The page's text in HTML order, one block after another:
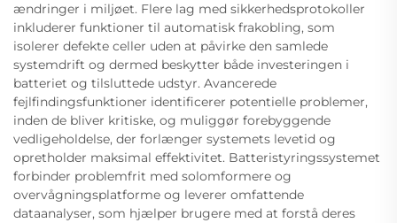
ændringer i miljøet. Flere lag med sikkerhedsprotokoller
inkluderer funktioner til automatisk frakobling, som
isolerer defekte celler uden at påvirke den samlede
systemdrift og dermed beskytter både investeringen i
batteriet og tilsluttede udstyr. Avancerede
fejlfindingsfunktioner identificerer potentielle problemer,
inden de bliver kritiske, og muliggør forebyggende
vedligeholdelse, der forlænger systemets levetid og
opretholder maksimal effektivitet. Batteristyringssystemet
forbinder problemfrit med solomformere og
overvågningsplatforme og leverer omfattende
dataanalyser, som hjælper brugere med at forstå deres